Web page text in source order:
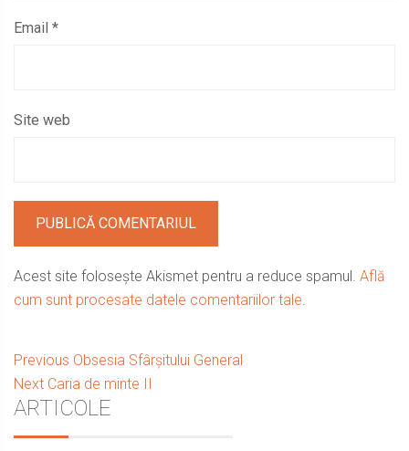
Email *
Site web
Acest site folosește Akismet pentru a reduce spamul. Află
cum sunt procesate datele comentariilor tale.
Navigare
în
articole
Previous Previous
post:
Obsesia Sfârșitului General
Next Next
post:
Caria de minte II
Sidebar
ARTICOLE